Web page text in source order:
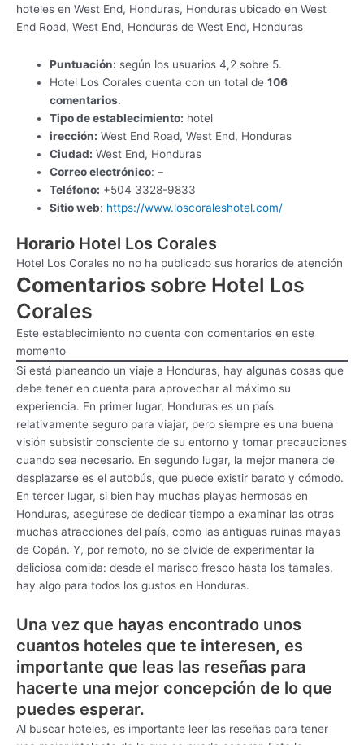
hoteles en West End, Honduras, Honduras ubicado en West
End Road, West End, Honduras de West End, Honduras
Puntuación: según los usuarios 4,2 sobre 5.
Hotel Los Corales cuenta con un total de106
comentarios.
Tipo de establecimiento: hotel
irección: West End Road, West End, Honduras
Ciudad: West End, Honduras
Correo electrónico: –
Teléfono: +504 3328-9833
Sitio web: https://www.loscoraleshotel.com/
Horario Hotel Los Corales
Hotel Los Corales no no ha publicado sus horarios de atención
Comentarios sobre Hotel Los
Corales
Este establecimiento no cuenta con comentarios en este
momento
Si está planeando un viaje a Honduras, hay algunas cosas que
debe tener en cuenta para aprovechar al máximo su
experiencia. En primer lugar, Honduras es un país
relativamente seguro para viajar, pero siempre es una buena
visión subsistir consciente de su entorno y tomar precauciones
cuando sea necesario. En segundo lugar, la mejor manera de
desplazarse es el autobús, que puede existir barato y cómodo.
En tercer lugar, si bien hay muchas playas hermosas en
Honduras, asegúrese de dedicar tiempo a examinar las otras
muchas atracciones del país, como las antiguas ruinas mayas
de Copán. Y, por remoto, no se olvide de experimentar la
deliciosa comida: desde el marisco fresco hasta los tamales,
hay algo para todos los gustos en Honduras.
Una vez que hayas encontrado unos
cuantos hoteles que te interesen, es
importante que leas las reseñas para
hacerte una mejor concepción de lo que
puedes esperar.
Al buscar hoteles, es importante leer las reseñas para tener